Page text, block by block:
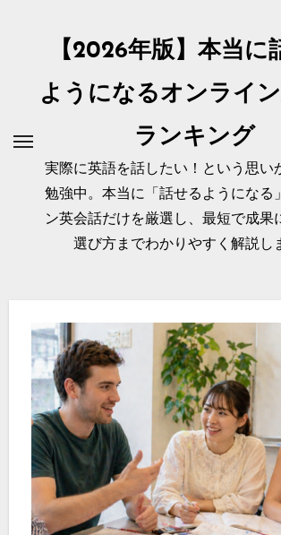
【2026年版】本当に
ようになるオンライ
ランキング
実際に英語を話したい！という思い
勉強中。本当に「話せるようになる
ン英会話だけを厳選し、最短で成果
選び方までわかりやすく解説し